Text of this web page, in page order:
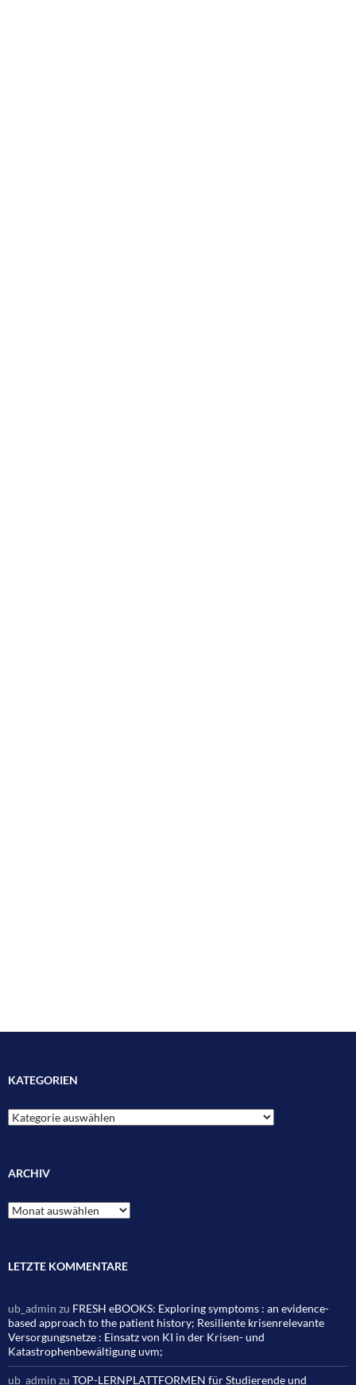
KATEGORIEN
Kategorien
ARCHIV
Archiv
LETZTE KOMMENTARE
ub_admin zu FRESH eBOOKS: Exploring symptoms : an evidence-
based approach to the patient history; Resiliente krisenrelevante
Versorgungsnetze : Einsatz von KI in der Krisen- und
Katastrophenbewältigung uvm;
ub_admin zu TOP-LERNPLATTFORMEN für Studierende und